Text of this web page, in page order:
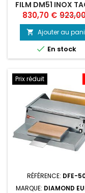
FILM DM51 INOX
BARRA
Prix
830,70 € Prix
de
base
 Ajouter au
 En stock
Prix réduit
RÉFÉRENCE: DFE-
MARQUE: DIAMOND